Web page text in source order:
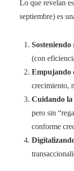
Lo que revelan
septiembre) es
(con
Empujando
crecimiento,
Cuidando la
pero sin
conforme